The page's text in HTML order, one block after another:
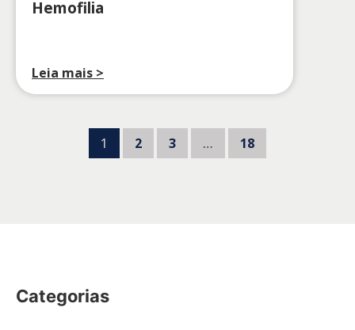
Hemofilia
Leia mais >
1 2 3 … 18
Categorias